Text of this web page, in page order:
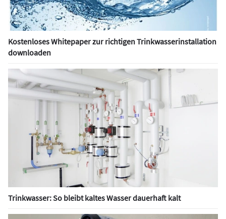
Kostenloses Whitepaper zur richtigen Trinkwasserinstallation
downloaden
Trinkwasser: So bleibt kaltes Wasser dauerhaft kalt